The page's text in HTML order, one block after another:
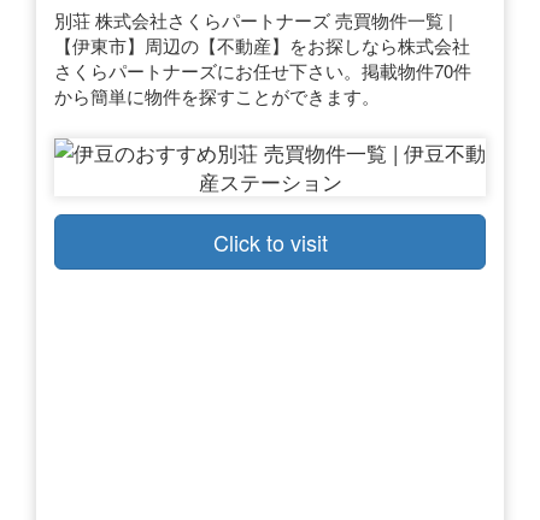
別荘 株式会社さくらパートナーズ 売買物件一覧 |
【伊東市】周辺の【不動産】をお探しなら株式会社
さくらパートナーズにお任せ下さい。掲載物件70件
から簡単に物件を探すことができます。
Click to visit